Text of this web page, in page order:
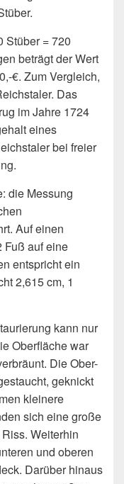
Stüber = 720
beträgt der Wert
€. Zum Vergleich,
Das
im Jahre 1724
eines
bei freier
die Messung
Auf einen
Fuß auf eine
entspricht ein
2,615 cm, 1
kann nur
Oberfläche war
Die Ober-
geknickt
kleinere
sich eine große
Weiterhin
und oberen
Darüber hinaus